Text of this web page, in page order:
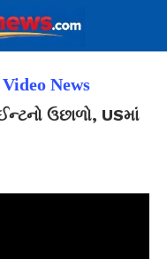
Video News
ઉછાળો, USમાં